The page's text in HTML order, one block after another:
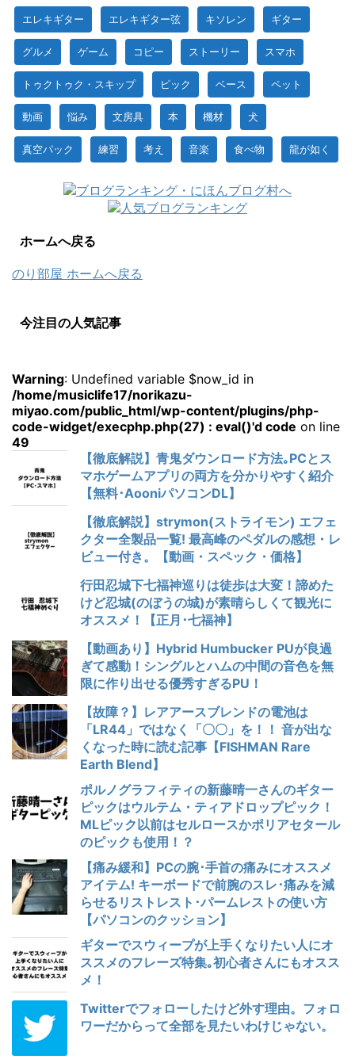
エレキギター エレキギター弦 キソレン ギター
グルメ ゲーム コピー ストーリー スマホ
トゥクトゥク・スキップ ピック ベース ペット
動画 悩み 文房具 本 機材 犬
真空パック 練習 考え 音楽 食べ物 龍が如く
ホームへ戻る
のり部屋 ホームへ戻る
今注目の人気記事
Warning: Undefined variable $now_id in
/home/musiclife17/norikazu-
miyao.com/public_html/wp-content/plugins/php-
code-widget/execphp.php(27) : eval()'d code on line
49
【徹底解説】青鬼ダウンロード方法｡PCとス
マホゲームアプリの両方を分かりやすく紹介
【無料･AooniパソコンDL】
【徹底解説】strymon(ストライモン) エフェ
クター全製品一覧! 最高峰のペダルの感想・レ
ビュー付き。【動画・スペック・価格】
行田忍城下七福神巡りは徒歩は大変！諦めた
けど忍城(のぼうの城)が素晴らしくて観光に
オススメ！【正月･七福神】
【動画あり】Hybrid Humbucker PUが良過
ぎて感動！シングルとハムの中間の音色を無
限に作り出せる優秀すぎるPU！
【故障？】レアアースブレンドの電池は
「LR44」ではなく「〇〇」を！！ 音が出な
くなった時に読む記事【FISHMAN Rare
Earth Blend】
ポルノグラフィティの新藤晴一さんのギター
ピックはウルテム・ティアドロップピック！
MLピック以前はセルロースかポリアセタール
のピックも使用！？
【痛み緩和】PCの腕･手首の痛みにオススメ
アイテム! キーボードで前腕のスレ･痛みを減
らせるリストレスト･パームレストの使い方
【パソコンのクッション】
ギターでスウィープが上手くなりたい人にオ
ススメのフレーズ特集｡初心者さんにもオスス
メ！
Twitterでフォローしたけど外す理由。フォロ
ワーだからって全部を見たいわけじゃない。